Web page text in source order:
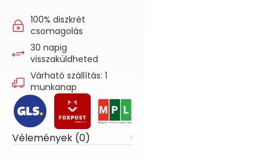
100% diszkrét
csomagolás
30 napig
visszaküldheted
Várható szállítás: 1
munkanap
Vélemények (0)